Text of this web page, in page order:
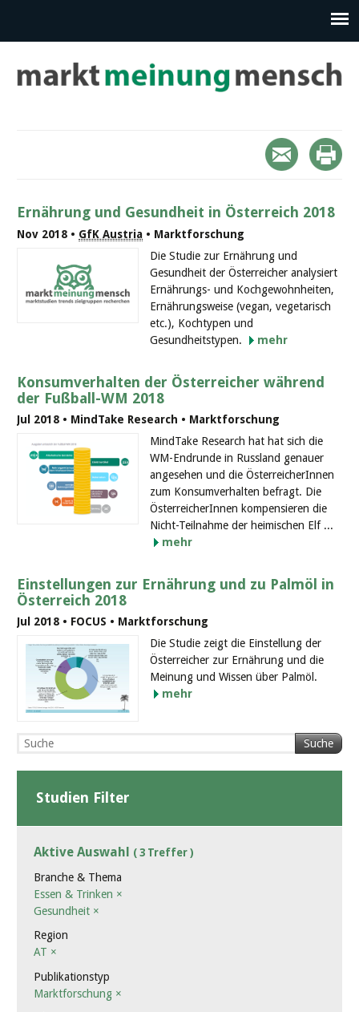
Ernährung und Gesundheit in Österreich 2018
Nov 2018 • GfK Austria • Marktforschung
Die Studie zur Ernährung und
Gesundheit der Österreicher analysiert
Ernährungs- und Kochgewohnheiten,
Ernährungsweise (vegan, vegetarisch
etc.), Kochtypen und
Gesundheitstypen.
mehr
Konsumverhalten der Österreicher während
der Fußball-WM 2018
Jul 2018 • MindTake Research • Marktforschung
MindTake Research hat hat sich die
WM-Endrunde in Russland genauer
angesehen und die ÖsterreicherInnen
zum Konsumverhalten befragt. Die
ÖsterreicherInnen kompensieren die
Nicht-Teilnahme der heimischen Elf ...
mehr
Einstellungen zur Ernährung und zu Palmöl in
Österreich 2018
Jul 2018 • FOCUS • Marktforschung
Die Studie zeigt die Einstellung der
Österreicher zur Ernährung und die
Meinung und Wissen über Palmöl.
mehr
Suche
Studien Filter
Aktive Auswahl ( 3 Treffer )
Branche & Thema
Essen & Trinken ×
Gesundheit ×
Region
AT ×
Publikationstyp
Marktforschung ×